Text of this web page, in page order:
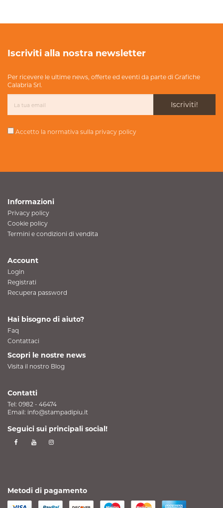
Iscriviti alla nostra newsletter
Per ricevere le ultime news, offerte ed eventi da parte di Grafiche
Calabria Srl.
Iscriviti!
Accetto la normativa sulla privacy policy
Informazioni
Privacy policy
Cookie policy
Termini e condizioni di vendita
Account
Login
Registrati
Recupera password
Hai bisogno di aiuto?
Faq
Contattaci
Scopri le nostre news
Visita il nostro Blog
Contatti
Tel: 0982 - 46474
Email: info@stampadipiu.it
Seguici sui principali social!
Metodi di pagamento